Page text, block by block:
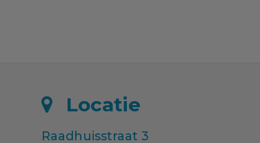
Locatie
Raadhuisstraat 3